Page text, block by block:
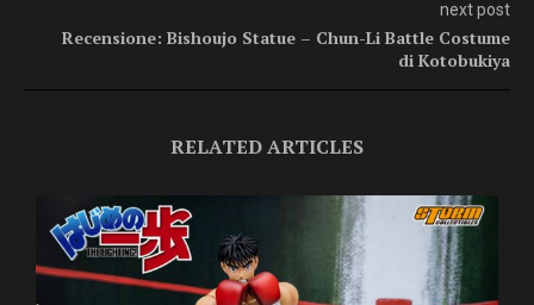
next post
Recensione: Bishoujo Statue – Chun-Li Battle Costume
di Kotobukiya
RELATED ARTICLES